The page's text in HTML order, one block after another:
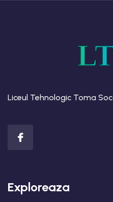
Liceul Tehnologic Toma
Exploreaza